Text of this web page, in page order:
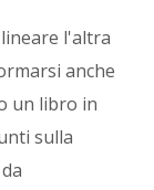
l'altra
anche
un libro in
sulla